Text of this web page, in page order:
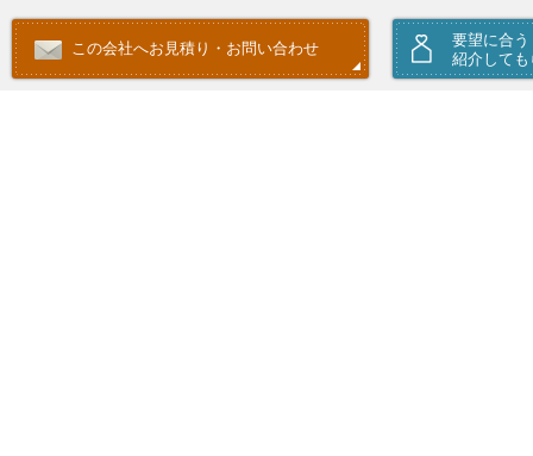
この会社へお見積り・お問い合わせ
要望に合
紹介しても